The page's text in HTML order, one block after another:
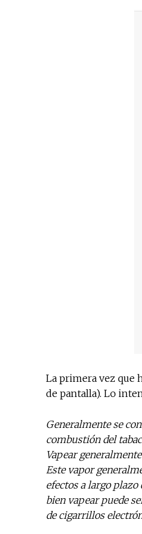
La primera vez que
de pantalla). Lo
Generalmente se
combustión del
Vapear
Este vapor
efectos a largo
bien vapear puede
de cigarrillos